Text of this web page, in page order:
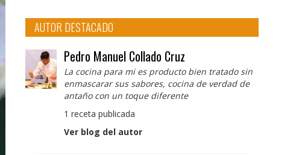
AUTOR DESTACADO
Pedro Manuel Collado Cruz
La cocina para mi es producto bien tratado sin
enmascarar sus sabores, cocina de verdad de
antaño con un toque diferente
1 receta publicada
Ver blog del autor